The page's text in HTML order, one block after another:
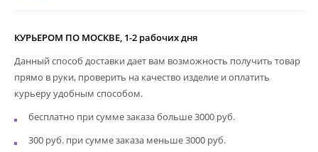
КУРЬЕРОМ ПО МОСКВЕ, 1-2 рабочих дня
Данный способ доставки дает вам возможность получить товар
прямо в руки, проверить на качество изделие и оплатить
курьеру удобным способом.
бесплатно при сумме заказа больше 3000 руб.
300 руб. при сумме заказа меньше 3000 руб.